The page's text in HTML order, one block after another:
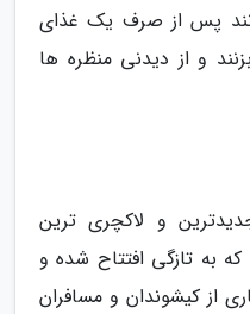
پس از صرف یک غذای
و از دیدنی منظره ها
و لاکچری ترین
به تازگی افتتاح شده و
از کیشوندان و مسافران